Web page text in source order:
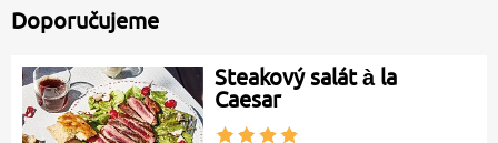
Doporučujeme
Steakový salát à la
Caesar